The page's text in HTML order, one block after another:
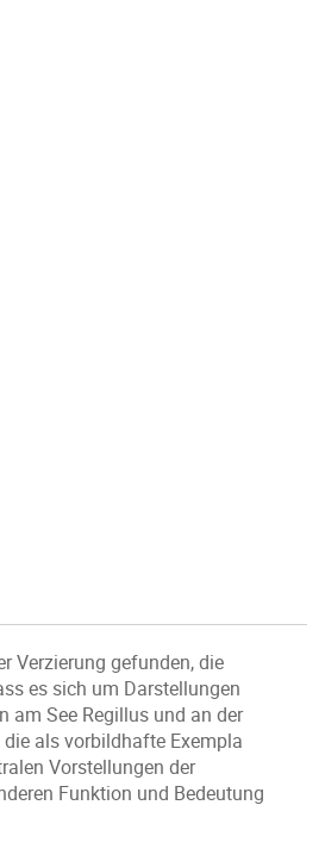
Verzierung gefunden, die
es sich um Darstellungen
am See Regillus und an der
als vorbildhafte Exempla
Vorstellungen der
Funktion und Bedeutung